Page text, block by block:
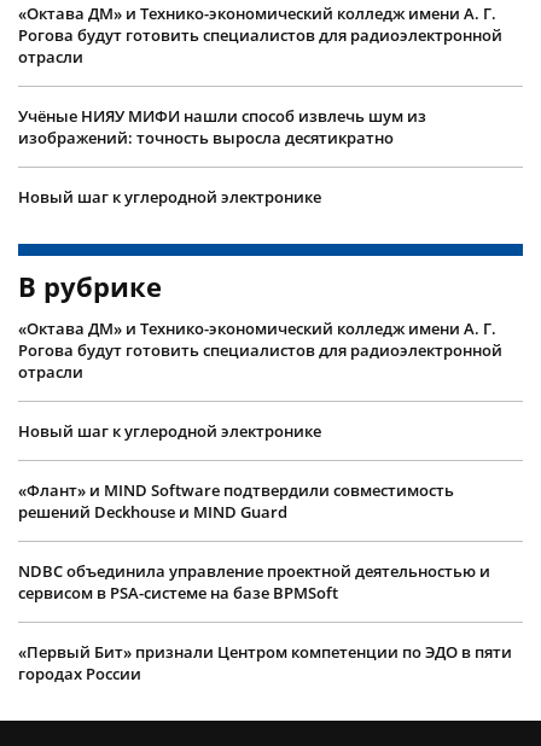
«Октава ДМ» и Технико-экономический колледж имени А. Г.
Рогова будут готовить специалистов для радиоэлектронной
отрасли
Учëные НИЯУ МИФИ нашли способ извлечь шум из
изображений: точность выросла десятикратно
Новый шаг к углеродной электронике
В рубрике
«Октава ДМ» и Технико-экономический колледж имени А. Г.
Рогова будут готовить специалистов для радиоэлектронной
отрасли
Новый шаг к углеродной электронике
«Флант» и MIND Software подтвердили совместимость
решений Deckhouse и MIND Guard
NDBC объединила управление проектной деятельностью и
сервисом в PSA-системе на базе BPMSoft
«Первый Бит» признали Центром компетенции по ЭДО в пяти
городах России